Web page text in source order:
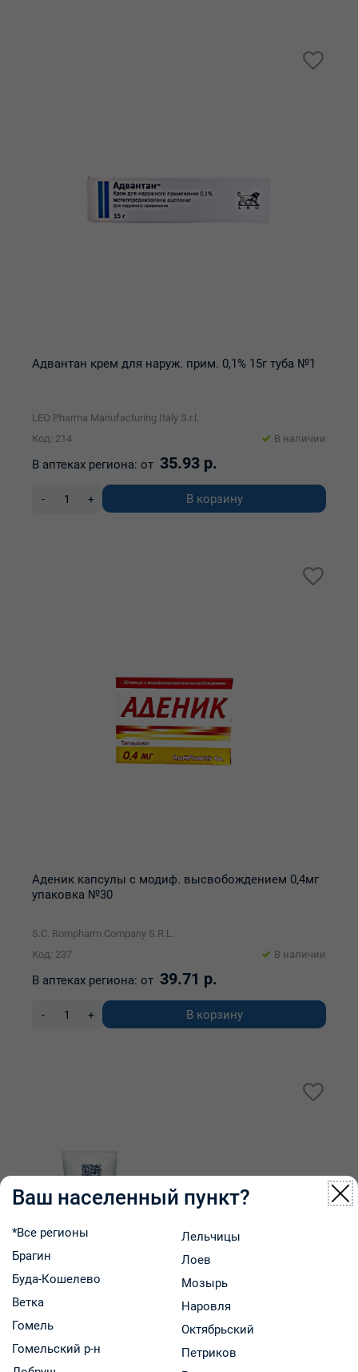
Адвантан крем для наруж. прим. 0,1% 15г туба №1
LEO Pharma Manufacturing Italy S.r.l.
Код: 214
В наличии
В аптеках региона: от 35.93 р.
- + В корзину
Аденик капсулы с модиф. высвобождением 0,4мг
упаковка №30
S.C. Rompharm Company S.R.L.
Код: 237
В наличии
В аптеках региона: от 39.71 р.
- + В корзину
Ваш населенный пункт?
*Все регионы
Брагин
Буда-Кошелево
Ветка
Гомель
Гомельский р-н
Лельчицы
Лоев
Мозырь
Наровля
Октябрьский
Петриков